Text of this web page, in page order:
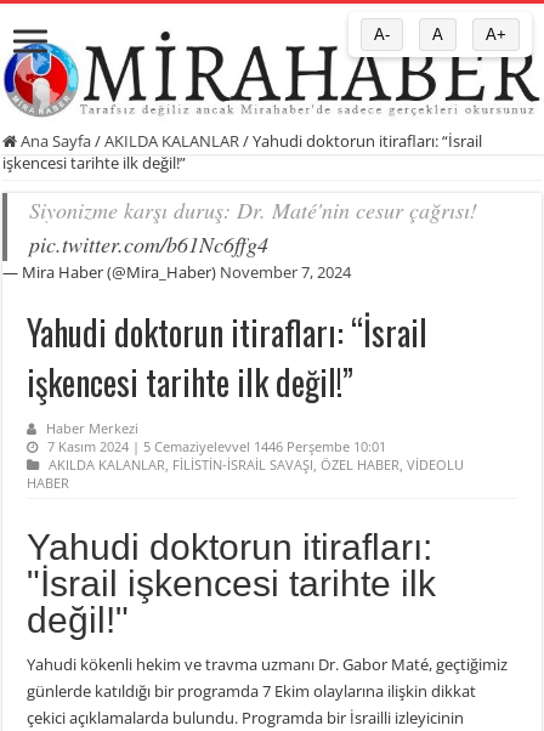
Ana Sayfa/AKILDA KALANLAR /Yahudi doktorun itirafları: “İsrail
işkencesi tarihte ilk değil!”
Siyonizme karşı duruş: Dr. Maté'nin cesur çağrısı!
pic.twitter.com/b61Nc6ffg4
— Mira Haber (@Mira_Haber) November 7, 2024
Yahudi doktorun itirafları: “İsrail
işkencesi tarihte ilk değil!”
Haber Merkezi
7 Kasım 2024 | 5 Cemaziyelevvel 1446 Perşembe 10:01
AKILDA KALANLAR FİLİSTİN-İSRAİL SAVAŞI ,ÖZEL HABER ,VİDEOLU
HABER
Yahudi doktorun itirafları:
"İsrail işkencesi tarihte ilk
değil!"
Yahudi kökenli hekim ve travma uzmanı Dr. Gabor Maté, geçtiğimiz
günlerde katıldığı bir programda 7 Ekim olaylarına ilişkin dikkat
çekici açıklamalarda bulundu. Programda bir İsrailli izleyicinin
A- A A+